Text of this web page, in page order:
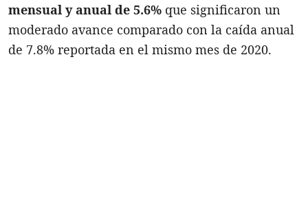
mensual y anual de 5.6% que significaron un
moderado avance comparado con la caída anual
de 7.8% reportada en el mismo mes de 2020.